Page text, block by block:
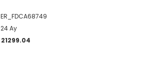
ER_FDCA68749
24 Ay
21299.04